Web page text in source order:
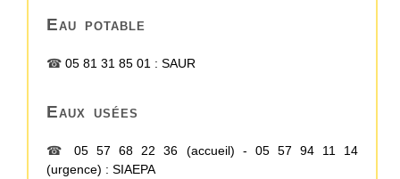
Eau potable
☎ 05 81 31 85 01 : SAUR
Eaux usées
☎ 05 57 68 22 36 (accueil) - 05 57 94 11 14
(urgence) : SIAEPA